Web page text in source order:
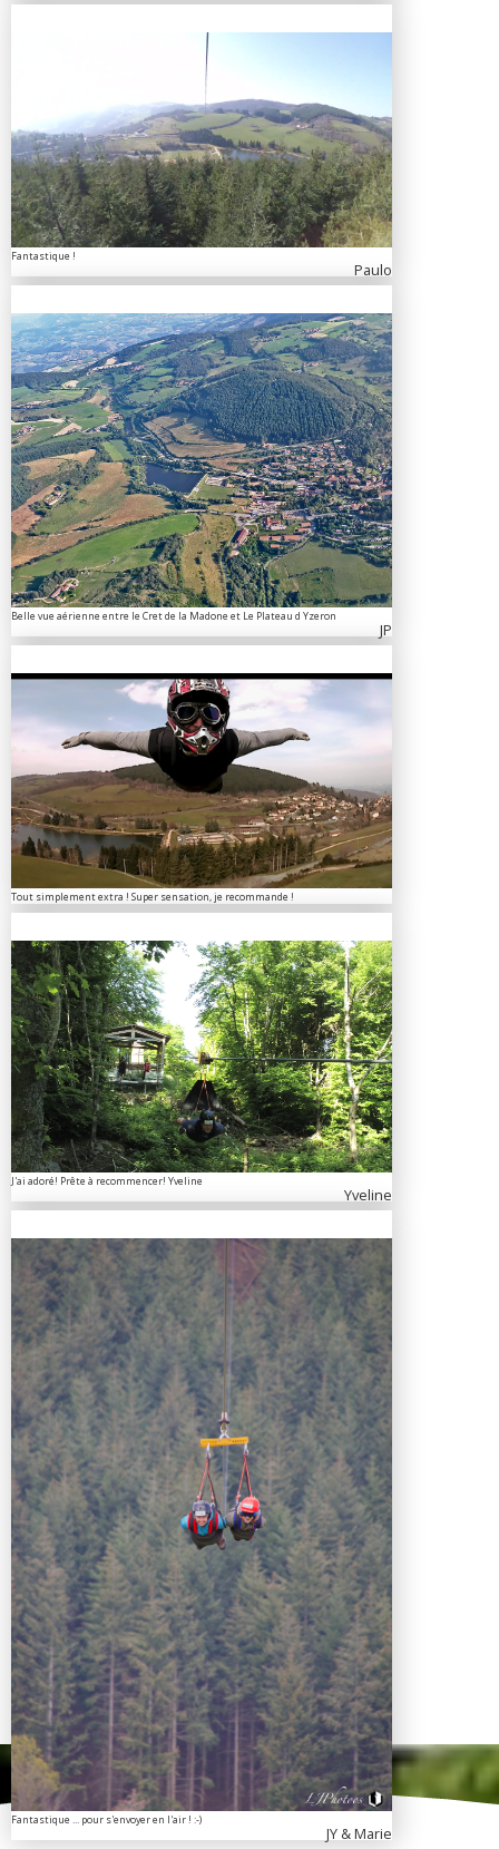
Fantastique !
Paulo
Belle vue aérienne entre le Cret de la Madone et Le Plateau d Yzeron
JP
Tout simplement extra ! Super sensation, je recommande !
J'ai adoré! Prête à recommencer! Yveline
Yveline
Fantastique ... pour s'envoyer en l'air ! :-)
JY & Marie